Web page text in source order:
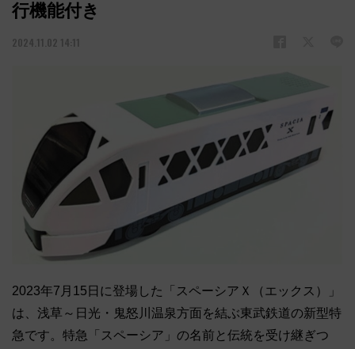
行機能付き
2024.11.02 14:11
2023年7月15日に登場した「スペーシアＸ（エックス）」
は、浅草～日光・鬼怒川温泉方面を結ぶ東武鉄道の新型特
急です。特急「スペーシア」の名前と伝統を受け継ぎつ